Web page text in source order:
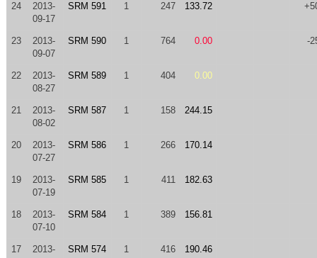
24
2013-
09-17
SRM 591 1 247 133.72
23
2013-
09-07
SRM 590 1 764 0.00 -
22
2013-
08-27
SRM 589 1 404 0.00
21
2013-
08-02
SRM 587 1 158 244.15
20
2013-
07-27
SRM 586 1 266 170.14
19
2013-
07-19
SRM 585 1 411 182.63
18
2013-
07-10
SRM 584 1 389 156.81
17
2013-
SRM 574 1 416 190.46